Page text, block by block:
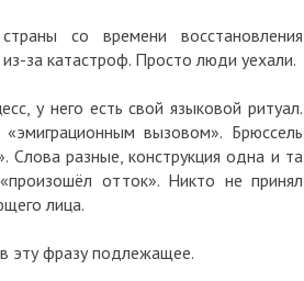
со времени восстановления
за катастроф. Просто люди уехали.
у него есть свой языковой ритуал.
вызовом». Брюссель
разные, конструкция одна и та
отток». Никто не принял
лица.
эту фразу подлежащее.